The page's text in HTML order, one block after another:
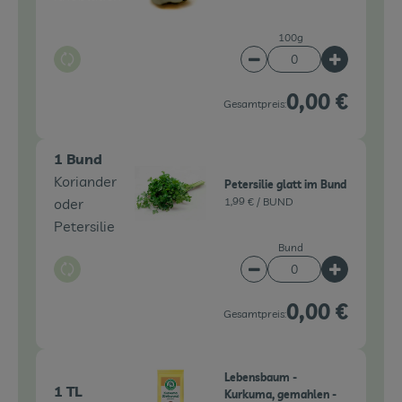
Auswahl ändern
100g
Artikelanzahl
Gesamtpreis:0,00 €
1 Bund
Koriander
oder
Petersilie
Auswahl ändern
Petersilie glatt im Bund
1,99 € / BUND
Bund
Artikelanzahl
Gesamtpreis:0,00 €
1 TL
Lebensbaum -
Kurkuma, gemahlen -